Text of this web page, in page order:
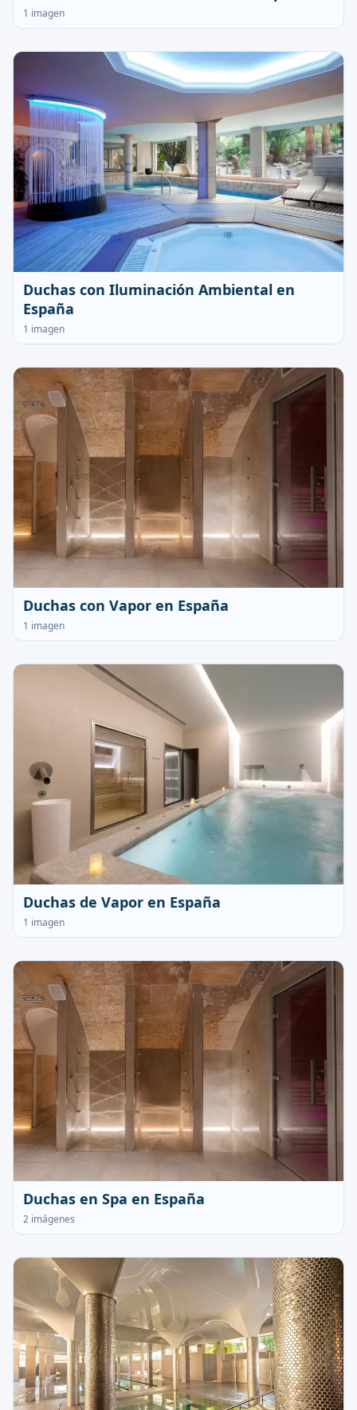
1 imagen
Duchas con Iluminación Ambiental en
España
1 imagen
Duchas con Vapor en España
1 imagen
Duchas de Vapor en España
1 imagen
Duchas en Spa en España
2 imágenes